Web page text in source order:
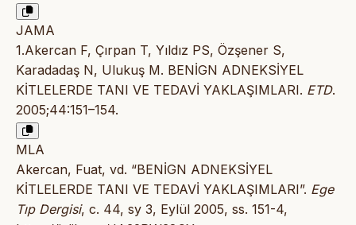
JAMA
1.Akercan F, Çırpan T, Yıldız PS, Özşener S,
Karadadaş N, Ulukuş M. BENİGN ADNEKSİYEL
KİTLELERDE TANI VE TEDAVİ YAKLAŞIMLARI. ETD.
2005;44:151–154.
MLA
Akercan, Fuat, vd. “BENİGN ADNEKSİYEL
KİTLELERDE TANI VE TEDAVİ YAKLAŞIMLARI”. Ege
Tıp Dergisi, c. 44, sy 3, Eylül 2005, ss. 151-4,